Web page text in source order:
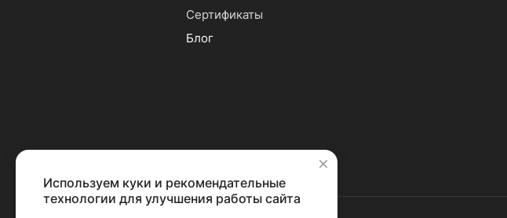
Сертификаты
Блог
✕
Используем куки и рекомендательные
технологии для улучшения работы сайта